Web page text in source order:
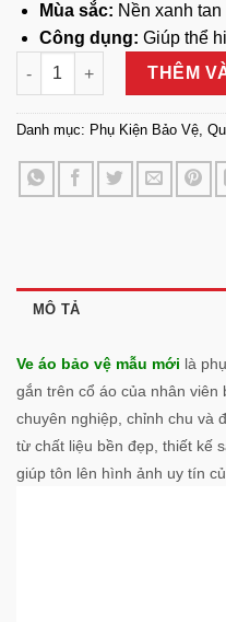
Mùa sắc: Nền xanh
Công dụng: Giúp thể
Ve Áo Bảo Vệ Mẫu Mới số
THÊM
Danh mục: Phụ Kiện Bảo Vệ,
MÔ TẢ
Ve áo bảo vệ mẫu mới là
gắn trên cổ áo của nhân viên
chuyên nghiệp, chỉnh chu và
từ chất liệu bền đẹp, thiết kế
giúp tôn lên hình ảnh uy tín